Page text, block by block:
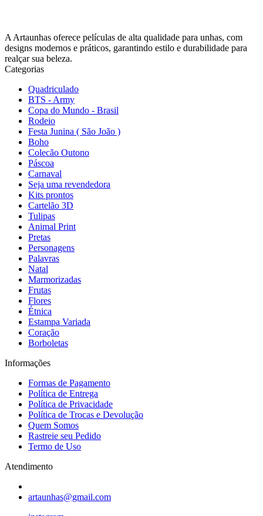
A Artaunhas oferece películas de alta qualidade para unhas, com
designs modernos e práticos, garantindo estilo e durabilidade para
realçar sua beleza.
Categorias
Quadriculado
BTS - Army
Copa do Mundo - Brasil
Rodeio
Festa Junina ( São João )
Boho
Colecão Outono
Páscoa
Carnaval
Seja uma revendedora
Kits prontos
Cartelão 3D
Tulipas
Animal Print
Pretas
Personagens
Palavras
Natal
Marmorizadas
Frutas
Flores
Étnica
Estampa Variada
Coração
Borboletas
Informações
Formas de Pagamento
Política de Entrega
Política de Privacidade
Política de Trocas e Devolução
Quem Somos
Rastreie seu Pedido
Termo de Uso
Atendimento
artaunhas@gmail.com